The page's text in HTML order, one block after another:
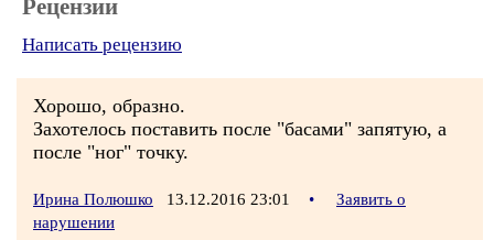
Рецензии
Написать рецензию
Хорошо, образно.
Захотелось поставить после "басами" запятую, а
после "ног" точку.
Ирина Полюшко 13.12.2016 23:01 •
Заявить о
нарушении